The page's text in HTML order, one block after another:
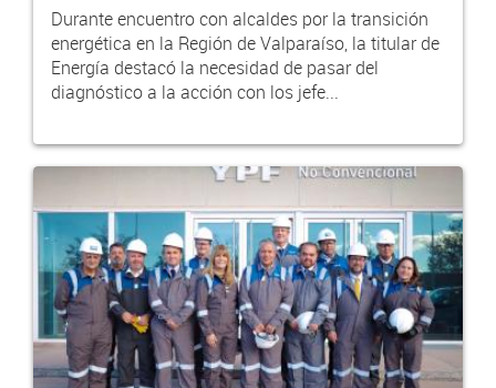
Durante encuentro con alcaldes por la transición
energética en la Región de Valparaíso, la titular de
Energía destacó la necesidad de pasar del
diagnóstico a la acción con los jefe...